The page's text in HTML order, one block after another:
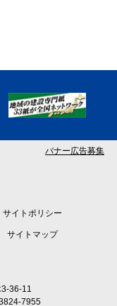
バナー広告募集
サイトポリシー
サイトマップ
36-11
7955